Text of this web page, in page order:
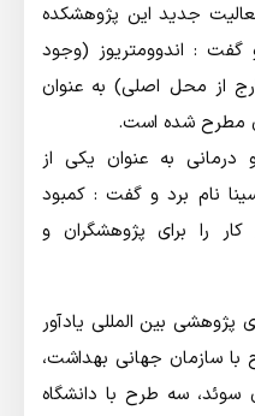
جدید این پژوهشکده
گفت : اندوومتریوز (وجود
از محل اصلی) به عنوان
مطرح شده است.
به عنوان یکی از
نام برد و گفت : کمبود
را برای پژوهشگران و
پژوهشی بین المللی یادآور
سازمان جهانی بهداشت،
سه طرح با دانشگاه